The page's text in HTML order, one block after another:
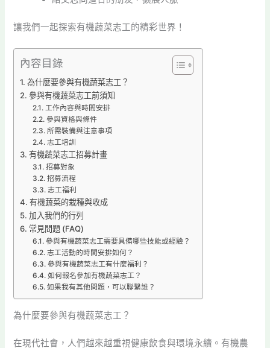
讓我們一起探索有機蔬菜志工的精彩世界！
內容目錄
為什麼要參與有機蔬菜志工？
參與有機蔬菜志工前須知
工作內容與時間安排
參與資格與條件
所需裝備與注意事項
志工培訓
有機蔬菜志工招募計畫
招募對象
招募流程
志工福利
有機蔬菜的栽種與收成
加入我們的行列
常見問題 (FAQ)
參與有機蔬菜志工需要具備哪些技能或經驗？
志工活動的時間安排如何？
參與有機蔬菜志工有什麼福利？
如何報名參加有機蔬菜志工？
如果我有其他問題，可以聯繫誰？
為什麼要參與有機蔬菜志工？
在現代社會，人們越來越重視健康飲食與環境永續。有機農